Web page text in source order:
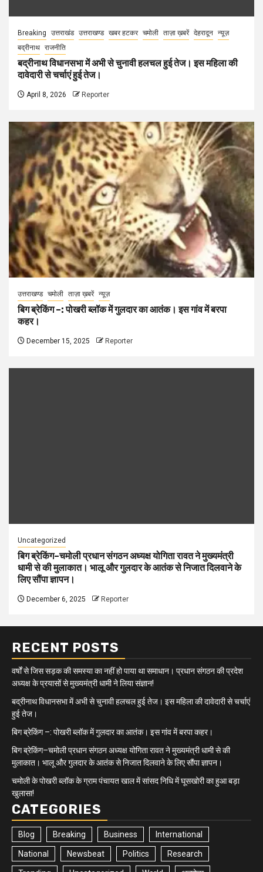
Breaking उत्तराखंड उत्तराखण्ड खबर हटकर चमोली ताज़ा ख़बरें देहरादून न्यूज़
बद्रीनाथ राजनीति
बद्रीनाथ विधानसभा में अभी से चुनावी हलचल हुई तेज। इस महिला की
दावेदारी से चर्चाएं हुई तेज।
April 8, 2026 Reporter
उत्तराखण्ड चमोली ताज़ा ख़बरें न्यूज़
बिग ब्रेकिंग –: पोखरी ब्लॉक में गुलदार का आतंक। इस गांव में बरपा
कहर।
December 15, 2025 Reporter
Uncategorized
बिग ब्रेकिंग–चमोली प्रधान संगठन अध्यक्ष योगिता रावत ने मुख्यमंत्री
धामी से की मुलाकात। भालू और गुलदार के आतंक से निजात दिलवाने के
लिए सौंपा ज्ञापन।
December 6, 2025 Reporter
RECENT POSTS
वर्षों से जिस सड़क की समस्या का नहीं हो पाया था समाधान। प्रधान संगठन की प्रदेश
अध्यक्ष के प्रयासों से मुख्यमंत्री धामी ने लिया संज्ञान!
बद्रीनाथ विधानसभा में अभी से चुनावी हलचल हुई तेज। इस महिला की दावेदारी से चर्चाएं
हुई तेज।
बिग ब्रेकिंग –: पोखरी ब्लॉक में गुलदार का आतंक। इस गांव में बरपा कहर।
बिग ब्रेकिंग–चमोली प्रधान संगठन अध्यक्ष योगिता रावत ने मुख्यमंत्री धामी से की
मुलाकात। भालू और गुलदार के आतंक से निजात दिलवाने के लिए सौंपा ज्ञापन।
चमोली के पोखरी ब्लॉक के ग्राम पंचायत खाल में सांसद निधि में घूसखोरी का हुआ बड़ा
खुलासा!
CATEGORIES
Blog Breaking Business International
National Newsbeat Politics Research